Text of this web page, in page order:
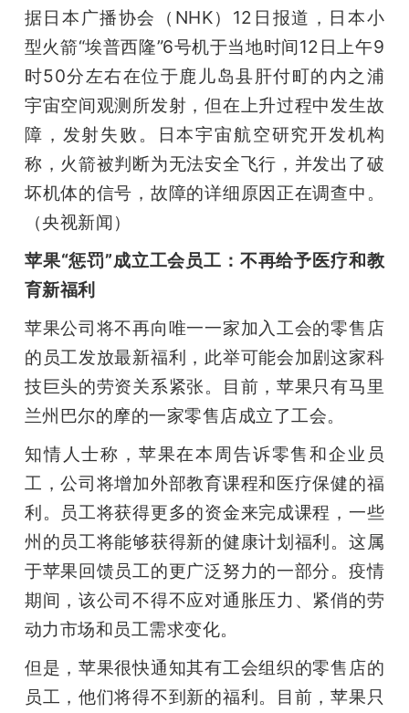
据日本广播协会（NHK）12日报道，日本小
型火箭“埃普西隆”6号机于当地时间12日上午9
时50分左右在位于鹿儿岛县肝付町的内之浦
宇宙空间观测所发射，但在上升过程中发生故
障，发射失败。日本宇宙航空研究开发机构
称，火箭被判断为无法安全飞行，并发出了破
坏机体的信号，故障的详细原因正在调查中。
（央视新闻）
苹果“惩罚”成立工会员工：不再给予医疗和教
育新福利
苹果公司将不再向唯一一家加入工会的零售店
的员工发放最新福利，此举可能会加剧这家科
技巨头的劳资关系紧张。目前，苹果只有马里
兰州巴尔的摩的一家零售店成立了工会。
知情人士称，苹果在本周告诉零售和企业员
工，公司将增加外部教育课程和医疗保健的福
利。员工将获得更多的资金来完成课程，一些
州的员工将能够获得新的健康计划福利。这属
于苹果回馈员工的更广泛努力的一部分。疫情
期间，该公司不得不应对通胀压力、紧俏的劳
动力市场和员工需求变化。
但是，苹果很快通知其有工会组织的零售店的
员工，他们将得不到新的福利。目前，苹果只